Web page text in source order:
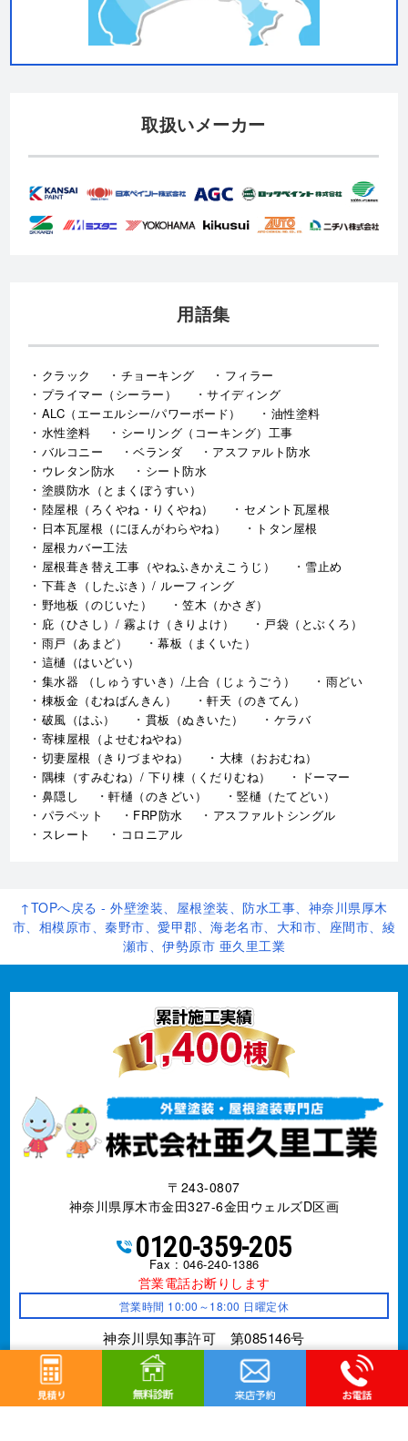
取扱いメーカー
用語集
クラック チョーキング
フィラー
プライマー（シーラー）
サイディング
ALC（エーエルシー/パワーボード）
油性塗料
水性塗料
シーリング（コーキング）工事
バルコニー
ベランダ
アスファルト防水
ウレタン防水
シート防水
塗膜防水（とまくぼうすい）
陸屋根（ろくやね・りくやね）
セメント瓦屋根
日本瓦屋根（にほんがわらやね）
トタン屋根
屋根カバー工法
屋根葺き替え工事（やねふきかえこうじ）
雪止め
下葺き（したぶき）/ ルーフィング
野地板（のじいた）
笠木（かさぎ）
庇（ひさし）/ 霧よけ（きりよけ）
戸袋（とぶくろ）
雨戸（あまど）
幕板（まくいた）
這樋（はいどい）
集水器 （しゅうすいき）/上合（じょうごう）
雨どい
棟板金（むねばんきん）
軒天（のきてん）
破風（はふ）
貫板（ぬきいた）
ケラバ
寄棟屋根（よせむねやね）
切妻屋根（きりづまやね）
大棟（おおむね）
隅棟（すみむね）/ 下り棟（くだりむね）
ドーマー
鼻隠し
軒樋（のきどい）
竪樋（たてどい）
パラペット
FRP防水
アスファルトシングル
スレート
コロニアル
↑TOPへ戻る - 外壁塗装、屋根塗装、防水工事、神奈川県厚木
市、相模原市、秦野市、愛甲郡、海老名市、大和市、座間市、綾
瀬市、伊勢原市 亜久里工業
〒243-0807
神奈川県厚木市金田327-6金田ウェルズD区画
0120-359-205
Fax : 046-240-1386
営業電話お断りします
営業時間 10:00～18:00 日曜定休
神奈川県知事許可 第085146号
外壁改修工事、塗装工事⼀式、防水工事、シーリング